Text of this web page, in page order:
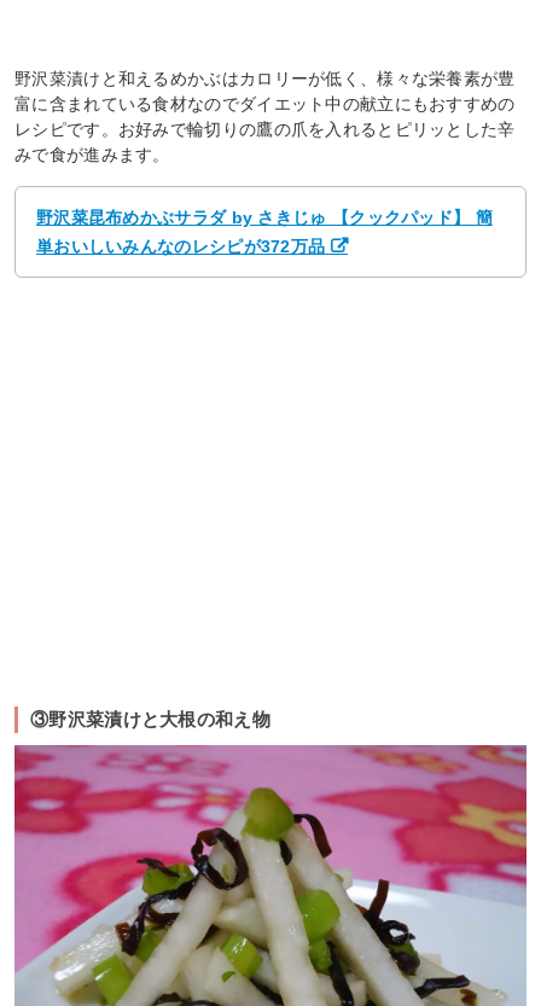
野沢菜漬けと和えるめかぶはカロリーが低く、様々な栄養素が豊
富に含まれている食材なのでダイエット中の献立にもおすすめの
レシピです。お好みで輪切りの鷹の爪を入れるとピリッとした辛
みで食が進みます。
野沢菜昆布めかぶサラダ by さきじゅ 【クックパッド】 簡
単おいしいみんなのレシピが372万品
③野沢菜漬けと大根の和え物